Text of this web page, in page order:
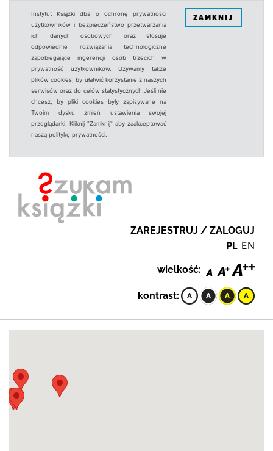
Instytut Książki dba o ochronę prywatności
użytkowników i bezpieczeństwo przetwarzania
ich danych osobowych oraz stosuje
odpowiednie rozwiązania technologiczne
zapobiegające ingerencji osób trzecich w
prywatność użytkowników. Używamy także
plików cookies, by ułatwić korzystanie z naszych
serwisów oraz do celów statystycznych.Jeśli nie
chcesz, by pliki cookies były zapisywane na
Twoim dysku zmień ustawienia swojej
przeglądarki. Kliknij "Zamknij" aby zaakceptować
naszą politykę prywatności.
ZAMKNIJ
ZAREJESTRUJ / ZALOGUJ
PL EN
wielkość:
kontrast: